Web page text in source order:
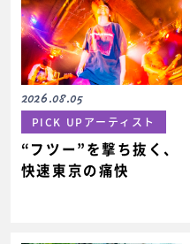
2026.08.05
PICK UPアーティスト
“フツー”を撃ち抜く、
快速東京の痛快